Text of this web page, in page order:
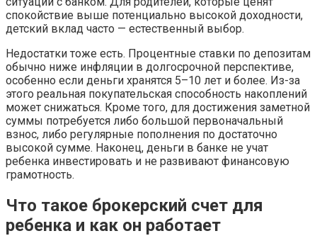
спокойствие выше потенциально высокой доходности,
детский вклад часто — естественный выбор.
Недостатки тоже есть. Процентные ставки по депозитам
обычно ниже инфляции в долгосрочной перспективе,
особенно если деньги хранятся 5–10 лет и более. Из-за
этого реальная покупательская способность накоплений
может снижаться. Кроме того, для достижения заметной
суммы потребуется либо большой первоначальный
взнос, либо регулярные пополнения по достаточно
высокой сумме. Наконец, деньги в банке не учат
ребенка инвестировать и не развивают финансовую
грамотность.
Что такое брокерский счет для
ребенка и как он работает